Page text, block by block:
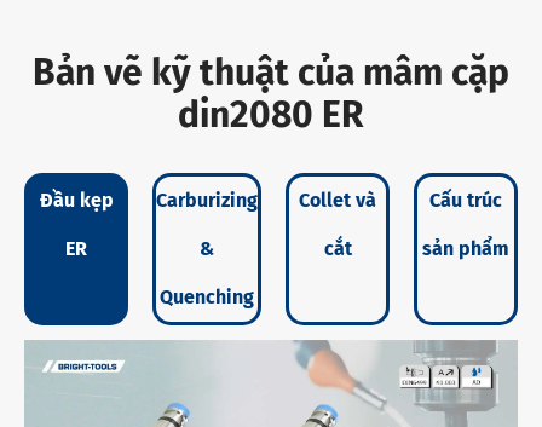
Bản vẽ kỹ thuật của mâm cặp
din2080 ER
Đầu kẹp
ER
Carburizing
&
Quenching
Collet và
cắt
Cấu trúc
sản phẩm